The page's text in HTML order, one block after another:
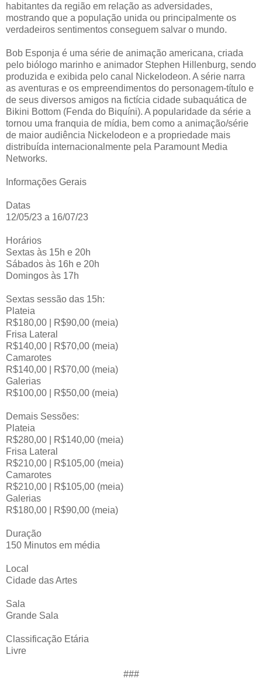
habitantes da região em relação as adversidades,
mostrando que a população unida ou principalmente os
verdadeiros sentimentos conseguem salvar o mundo.
Bob Esponja é uma série de animação americana, criada
pelo biólogo marinho e animador Stephen Hillenburg, sendo
produzida e exibida pelo canal Nickelodeon. A série narra
as aventuras e os empreendimentos do personagem-título e
de seus diversos amigos na fictícia cidade subaquática de
Bikini Bottom (Fenda do Biquíni). A popularidade da série a
tornou uma franquia de mídia, bem como a animação/série
de maior audiência Nickelodeon e a propriedade mais
distribuída internacionalmente pela Paramount Media
Networks.
Informações Gerais
Datas
12/05/23 a 16/07/23
Horários
Sextas às 15h e 20h
Sábados às 16h e 20h
Domingos às 17h
Sextas sessão das 15h:
Plateia
R$180,00 | R$90,00 (meia)
Frisa Lateral
R$140,00 | R$70,00 (meia)
Camarotes
R$140,00 | R$70,00 (meia)
Galerias
R$100,00 | R$50,00 (meia)
Demais Sessões:
Plateia
R$280,00 | R$140,00 (meia)
Frisa Lateral
R$210,00 | R$105,00 (meia)
Camarotes
R$210,00 | R$105,00 (meia)
Galerias
R$180,00 | R$90,00 (meia)
Duração
150 Minutos em média
Local
Cidade das Artes
Sala
Grande Sala
Classificação Etária
Livre
###